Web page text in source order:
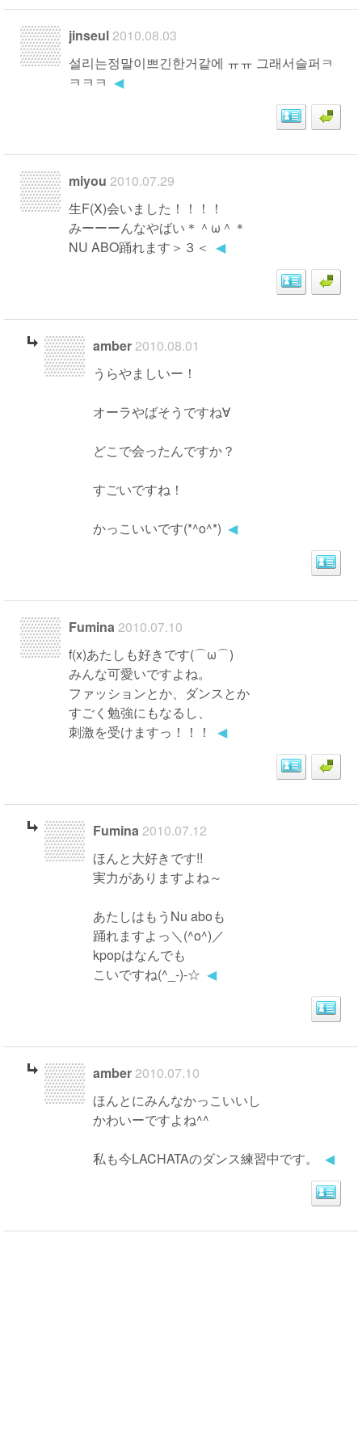
jinseul2010.08.03
설리는정말이쁘긴한거같에 ㅠㅠ 그래서슬퍼ㅋ
ㅋㅋㅋ ◀
miyou 2010.07.29
生F(X)会いました！！！！
みーーーんなやばい＊＾ω＾＊
NU ABO踊れます＞３＜ ◀
amber2010.08.01
うらやましいー！
オーラやばそうですね∀
どこで会ったんですか？
すごいですね！
かっこいいです(*^o^*) ◀
Fumina2010.07.10
f(x)あたしも好きです(⌒ω⌒)
みんな可愛いですよね。
ファッションとか、ダンスとか
すごく勉強にもなるし、
刺激を受けますっ！！！
◀
Fumina2010.07.12
ほんと大好きです!!
実力がありますよね～
あたしはもうNu aboも
踊れますよっ＼(^o^)／
kpopはなんでも
こいですね(^_-)-☆ ◀
amber2010.07.10
ほんとにみんなかっこいいし
かわいーですよね^^
私も今LACHATAのダンス練習中です。 ◀